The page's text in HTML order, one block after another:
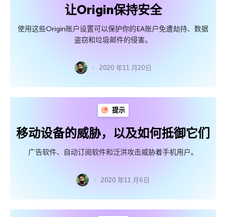
让Origin保持安全
使用这些Origin账户设置可以保护你的EA账户免遭劫持、数据
盗窃和垃圾邮件的侵害。
2020 年11 月20日
提示
移动设备的威胁，以及如何抵御它们
广告软件、自动订阅软件和泛洪攻击威胁着手机用户。
2020 年11 月6日